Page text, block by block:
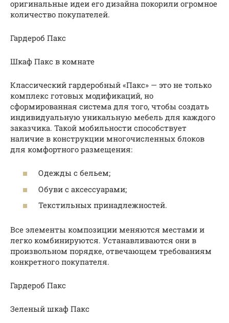
оригинальные идеи его дизайна покорили огромное
количество покупателей.
Гардероб Пакс
Шкаф Пакс в комнате
Классический гардеробный «Пакс» — это не только
комплекс готовых модификаций, но
сформированная система для того, чтобы создать
индивидуальную уникальную мебель для каждого
заказчика. Такой мобильности способствует
наличие в конструкции многочисленных блоков
для комфортного размещения:
Одежды с бельем;
Обуви с аксессуарами;
Текстильных принадлежностей.
Все элементы композиции меняются местами и
легко комбинируются. Устанавливаются они в
произвольном порядке, отвечающем требованиям
конкретного покупателя.
Гардероб Пакс
Зеленый шкаф Пакс